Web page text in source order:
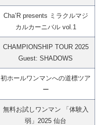
Cha’R presents ミラクルマジ
カルカーニバル vol.1
CHAMPIONSHIP TOUR 2025
Guest: SHADOWS
初ホールワンマンへの道標ツア
ー
無料お試しワンマン 「体験入
弱」2025 仙台